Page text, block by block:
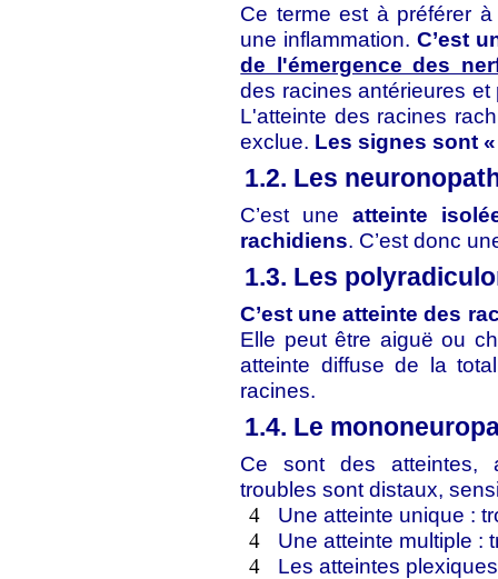
Ce terme est à préférer
une inflammation. C’est
de l'émergence des
des racines antérieures
L'atteinte des racines
exclue. Les signes sont
1.2. Les
C’est uneatteinte
rachidiens. C’est donc
1.3. Les
C’est une atteinte des
Elle peut être aiguë ou
atteinte diffuse de la
racines.
1.4. Le
Ce sont des atteintes,
troubles sont distaux,
4 Une atteinte unique :
4 Une atteinte multiple :
4 Les atteintes